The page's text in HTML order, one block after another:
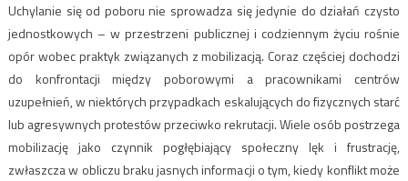
Uchylanie się od poboru nie sprowadza się jedynie do działań czysto
jednostkowych – w przestrzeni publicznej i codziennym życiu rośnie
opór wobec praktyk związanych z mobilizacją. Coraz częściej dochodzi
do konfrontacji między poborowymi a pracownikami centrów
uzupełnień, w niektórych przypadkach eskalujących do fizycznych starć
lub agresywnych protestów przeciwko rekrutacji. Wiele osób postrzega
mobilizację jako czynnik pogłębiający społeczny lęk i frustrację,
zwłaszcza w obliczu braku jasnych informacji o tym, kiedy konflikt może